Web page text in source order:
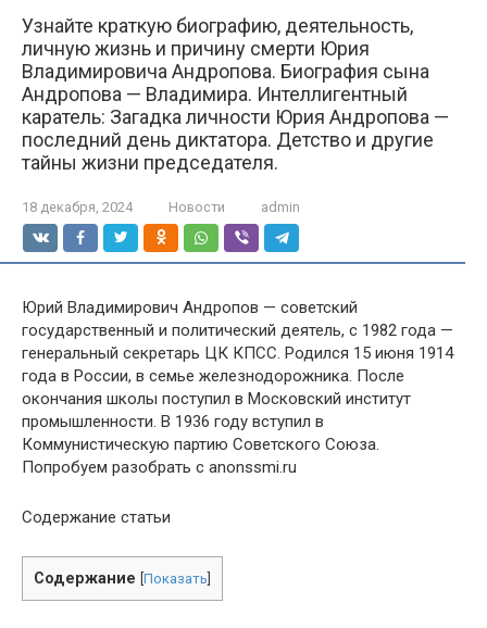
Узнайте краткую биографию, деятельность,
личную жизнь и причину смерти Юрия
Владимировича Андропова. Биография сына
Андропова — Владимира. Интеллигентный
каратель: Загадка личности Юрия Андропова —
последний день диктатора. Детство и другие
тайны жизни председателя.
18 декабря, 2024 Новости admin
Юрий Владимирович Андропов — советский
государственный и политический деятель, с 1982 года —
генеральный секретарь ЦК КПСС. Родился 15 июня 1914
года в России, в семье железнодорожника. После
окончания школы поступил в Московский институт
промышленности. В 1936 году вступил в
Коммунистическую партию Советского Союза.
Попробуем разобрать с anonssmi.ru
Содержание статьи
Содержание Показать